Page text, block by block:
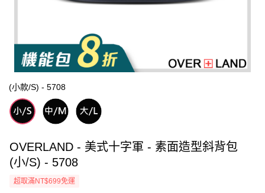
(小款/S) - 5708
OVERLAND - 美式十字軍 - 素面造型斜背包
(小/S) - 5708
超取滿NT$699免運